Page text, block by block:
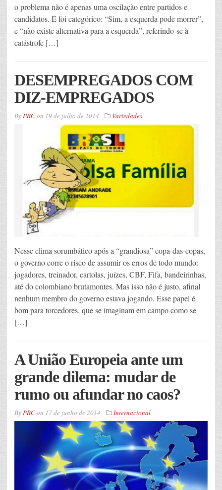
o problema não é apenas uma oscilação entre partidos e
candidatos. E foi categórico: “Sim, a esquerda pode morrer”,
e “não existe alternativa para a esquerda”, referindo-se à
catástrofe […]
DESEMPREGADOS COM
DIZ-EMPREGADOS
By PRCon 19 de julho de 2014 Variedades
Nesse clima sorumbático após a “grandiosa” copa-das-copas,
o governo corre o risco de assumir os erros de todo mundo:
jogadores, treinador, cartolas, juízes, CBF, Fifa, bandeirinhas,
até do colombiano brutamontes. Mas isso não é justo, afinal
nenhum membro do governo estava jogando. Esse papel é
bom para torcedores, que se imaginam em campo como se
[…]
A União Europeia ante um
grande dilema: mudar de
rumo ou afundar no caos?
ByPRCon 17 de junho de 2014 Internacional